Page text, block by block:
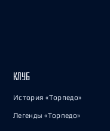
КЛУБ
История «Торпедо»
Легенды «Торпедо»